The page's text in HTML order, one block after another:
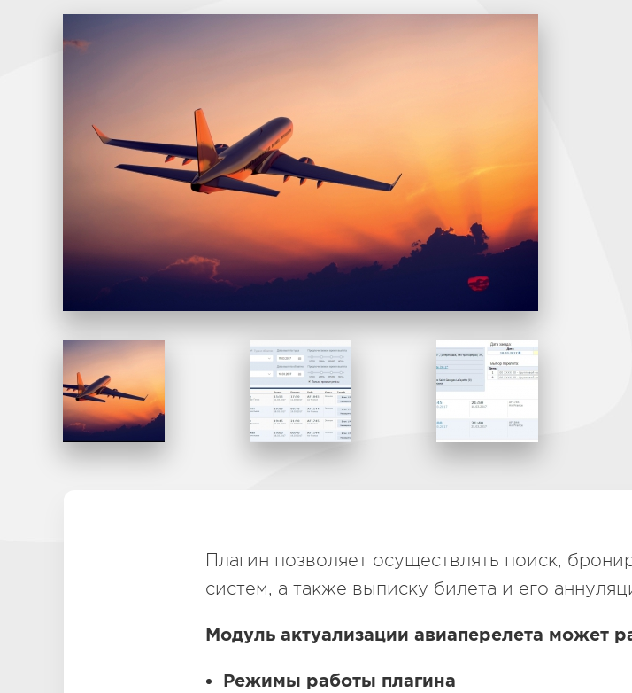
Плагин позволяет осуществлять поиск,
систем, а также выписку билета и его
Модуль актуализации авиаперелета может
Режимы работы плагина